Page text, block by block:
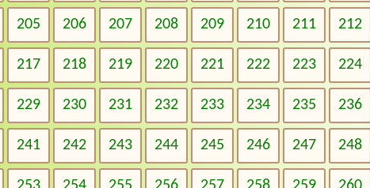
205 206 207 208 209 210 211 212
217 218 219 220 221 222 223 224
229 230 231 232 233 234 235 236
241 242 243 244 245 246 247 248